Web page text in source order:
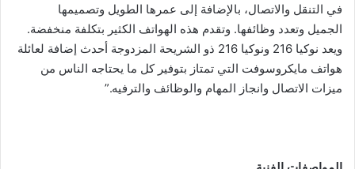
في التنقل والاتصال، بالإضافة إلى عمرها الطويل وتصميمها
الجميل وتعدد وظائفها. وتقدم هذه الهواتف الكثير بتكلفة منخفضة.
ويعد نوكيا 216 ونوكيا 216 ذو الشريحة المزدوجة أحدث إضافة لعائلة
هواتف مايكروسوفت التي تمتاز بتوفير كل ما يحتاجه الناس من
ميزات الاتصال وانجاز المهام والوظائف والترفيه.”